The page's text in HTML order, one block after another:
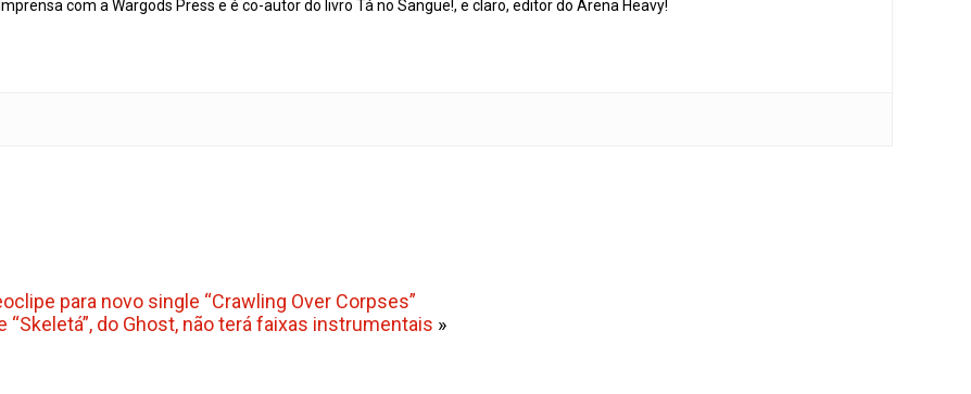
com a Wargods Press e é co-autor do livro Tá no Sangue!, e claro, editor do Arena Heavy!
para novo single “Crawling Over Corpses”
“Skeletá”, do Ghost, não terá faixas instrumentais »